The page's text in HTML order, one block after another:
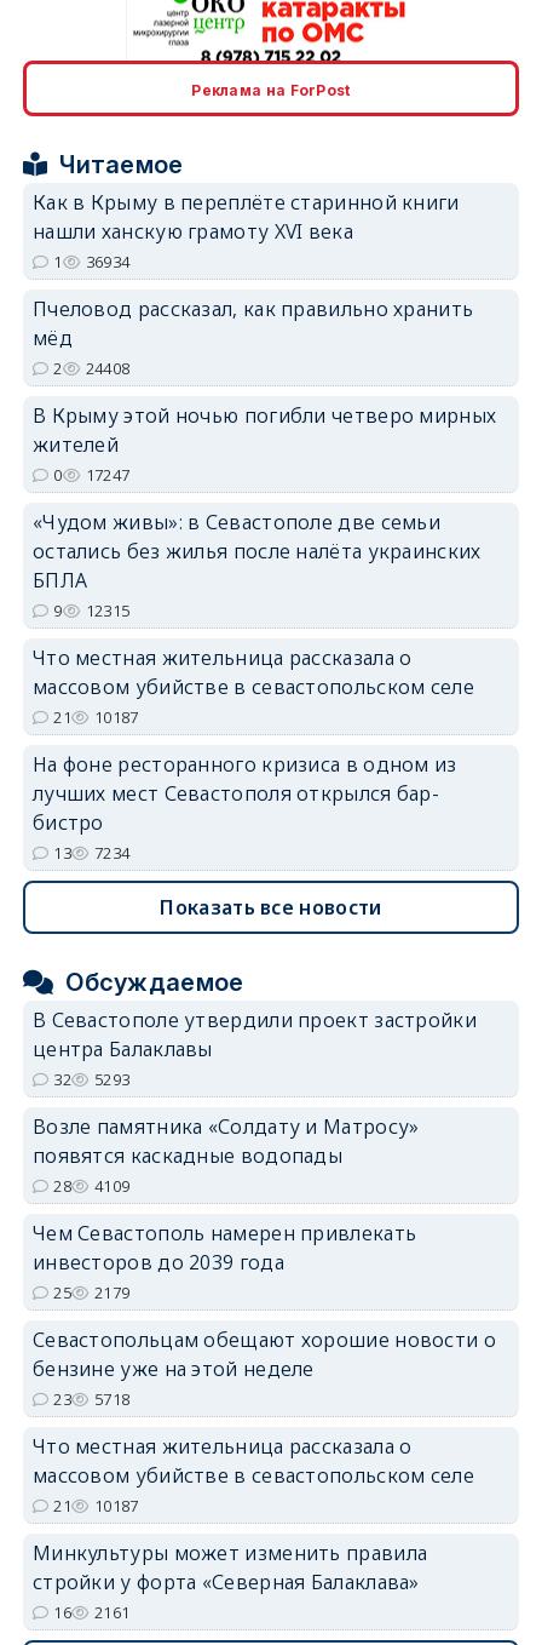
Реклама на ForPost
Читаемое
Как в Крыму в переплёте старинной книги
нашли ханскую грамоту XVI века
1 36934
Пчеловод рассказал, как правильно хранить
мёд
2 24408
В Крыму этой ночью погибли четверо мирных
жителей
0 17247
«Чудом живы»: в Севастополе две семьи
остались без жилья после налёта украинских
БПЛА
9 12315
Что местная жительница рассказала о
массовом убийстве в севастопольском селе
21 10187
На фоне ресторанного кризиса в одном из
лучших мест Севастополя открылся бар-
бистро
13 7234
Показать все новости
Обсуждаемое
В Севастополе утвердили проект застройки
центра Балаклавы
32 5293
Возле памятника «Солдату и Матросу»
появятся каскадные водопады
28 4109
Чем Севастополь намерен привлекать
инвесторов до 2039 года
25 2179
Севастопольцам обещают хорошие новости о
бензине уже на этой неделе
23 5718
Что местная жительница рассказала о
массовом убийстве в севастопольском селе
21 10187
Минкультуры может изменить правила
стройки у форта «Северная Балаклава»
16 2161